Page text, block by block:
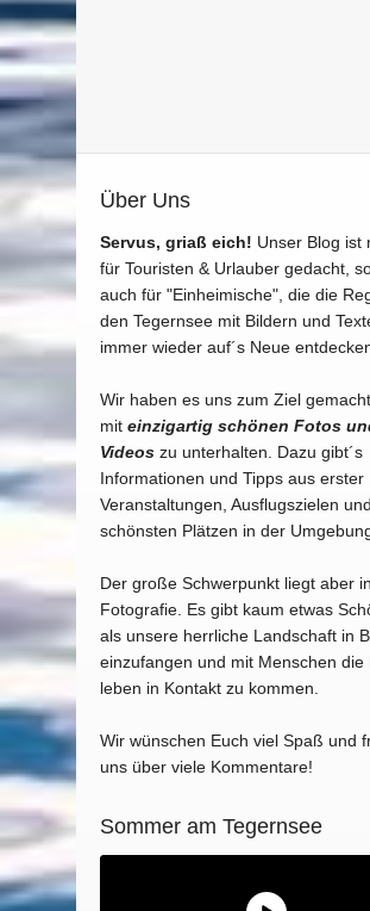
Über Uns
Servus, griaß eich! Unser Blog ist
für Touristen & Urlauber gedacht,
auch für "Einheimische", die die
den Tegernsee mit Bildern und
immer wieder auf´s Neue
Wir haben es uns zum Ziel
mit einzigartig schönen Fotos
Videos zu unterhalten. Dazu gibt´s
Informationen und Tipps aus erster
Veranstaltungen, Ausflugszielen
schönsten Plätzen in der
Der große Schwerpunkt liegt aber
Fotografie. Es gibt kaum etwas
als unsere herrliche Landschaft in
einzufangen und mit Menschen die
leben in Kontakt zu kommen.
Wir wünschen Euch viel Spaß und
uns über viele Kommentare!
Sommer am Tegernsee